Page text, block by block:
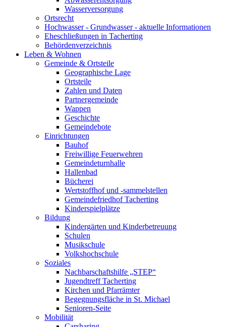
Wasserversorgung
Ortsrecht
Hochwasser - Grundwasser - aktuelle Informationen
Eheschließungen in Tacherting
Behördenverzeichnis
Leben & Wohnen
Gemeinde & Ortsteile
Geographische Lage
Ortsteile
Zahlen und Daten
Partnergemeinde
Wappen
Geschichte
Gemeindebote
Einrichtungen
Bauhof
Freiwillige Feuerwehren
Gemeindeturnhalle
Hallenbad
Bücherei
Wertstoffhof und -sammelstellen
Gemeindefriedhof Tacherting
Kinderspielplätze
Bildung
Kindergärten und Kinderbetreuung
Schulen
Musikschule
Volkshochschule
Soziales
Nachbarschaftshilfe „STEP“
Jugendtreff Tacherting
Kirchen und Pfarrämter
Begegnungsfläche in St. Michael
Senioren-Seite
Mobilität